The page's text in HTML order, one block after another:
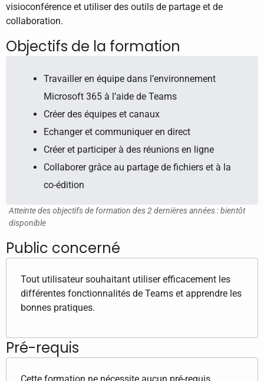
visioconférence et utiliser des outils de partage et de
collaboration.
Objectifs de la formation
Travailler en équipe dans l’environnement
Microsoft 365 à l’aide de Teams
Créer des équipes et canaux
Echanger et communiquer en direct
Créer et participer à des réunions en ligne
Collaborer grâce au partage de fichiers et à la
co-édition
Atteinte des objectifs de formation des 2 dernières années : bientôt
disponible
Public concerné
Tout utilisateur souhaitant utiliser efficacement les
différentes fonctionnalités de Teams et apprendre les
bonnes pratiques.
Pré-requis